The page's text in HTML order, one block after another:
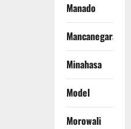
Manado
Mancanegara
Minahasa
Model
Morowali